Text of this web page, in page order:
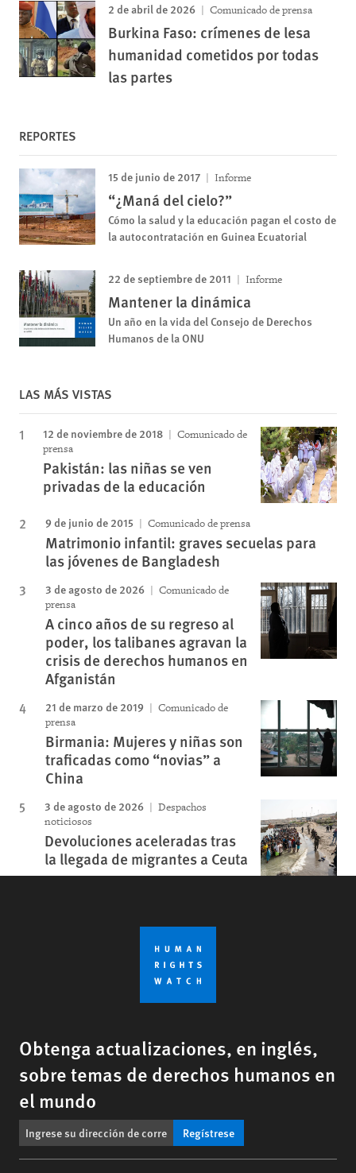
2 de abril de 2026 Comunicado de prensa
Burkina Faso: crímenes de lesa
humanidad cometidos por todas
las partes
REPORTES
15 de junio de 2017 Informe
“¿Maná del cielo?”
Cómo la salud y la educación pagan el costo de
la autocontratación en Guinea Ecuatorial
22 de septiembre de 2011 Informe
Mantener la dinámica
Un año en la vida del Consejo de Derechos
Humanos de la ONU
LAS MÁS VISTAS
12 de noviembre de 2018
Comunicado de
prensa
Pakistán: las niñas se ven
privadas de la educación
9 de junio de 2015 Comunicado de prensa
Matrimonio infantil: graves secuelas para
las jóvenes de Bangladesh
3 de agosto de 2026
Comunicado de
prensa
A cinco años de su regreso al
poder, los talibanes agravan la
crisis de derechos humanos en
Afganistán
21 de marzo de 2019
Comunicado de
prensa
Birmania: Mujeres y niñas son
traficadas como “novias” a
China
3 de agosto de 2026
Despachos
noticiosos
Devoluciones aceleradas tras
la llegada de migrantes a Ceuta
Obtenga actualizaciones, en inglés,
sobre temas de derechos humanos en
el mundo
Regístrese